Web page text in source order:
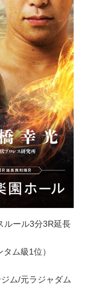
ール3分3R延長
ム級1位）
ム/元ラジャダム